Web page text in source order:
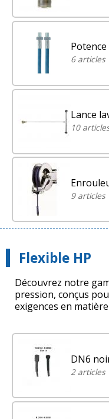
6 articles
Lance
10 articles
9 articles
Flexible HP
Découvrez notre
pression, conçus
exigences en
DN6
2 articles